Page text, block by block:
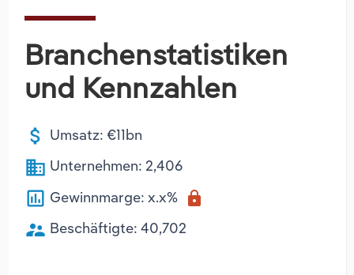
Branchenstatistiken
und Kennzahlen
attach_money Umsatz: €11bn
business Unternehmen: 2,406
poll Gewinnmarge: x.x% lock
supervisor_account Beschäftigte: 40,702